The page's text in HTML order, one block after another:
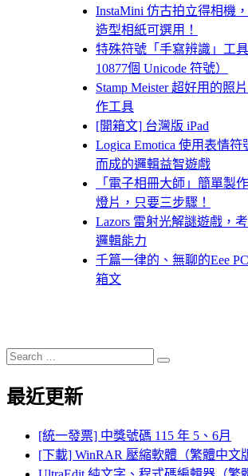
InstaMini 仿古拍立得相機
造型相紙可選用！
特殊符號「手寫辨識」工
10877個 Unicode 符號）
Stamp Meister 超好用的照
作工具
[開箱文] 台灣版 iPad
Logica Emotica 使用表情符
而成的邏輯益智遊戲
「電子相冊大師」簡單製
燈片，只要三步驟！
Lazors 雷射光解謎遊戲，
邏輯能力
千篇一律的、無聊的Eee
箱文
Search
for:
Search
最近更新
[統一發票] 中獎號碼 115 年 5、6月
[下載] WinRAR 壓縮軟體（繁體中文